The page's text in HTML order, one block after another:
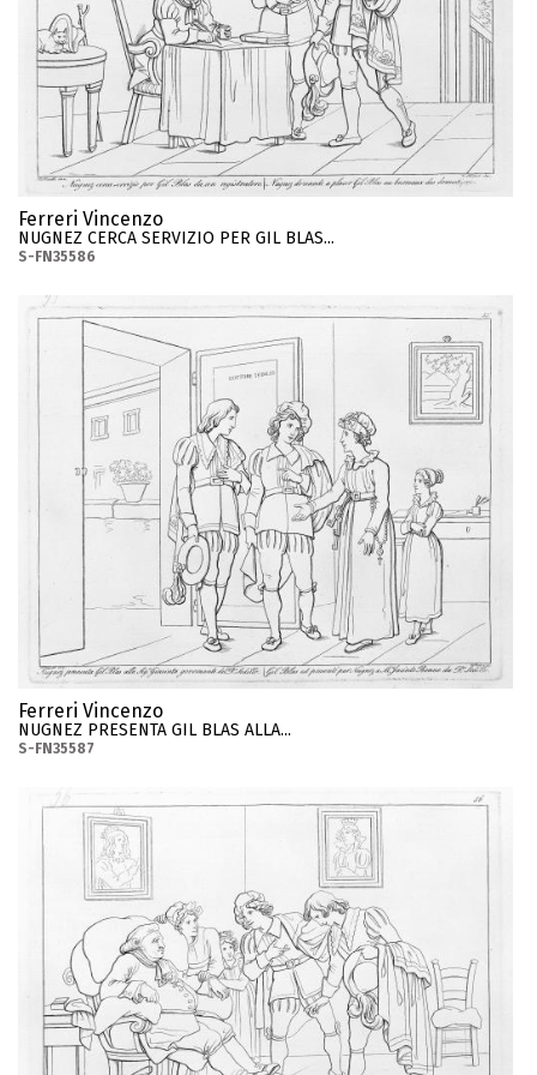
Ferreri Vincenzo
NUGNEZ CERCA SERVIZIO PER GIL BLAS...
S-FN35586
Ferreri Vincenzo
NUGNEZ PRESENTA GIL BLAS ALLA...
S-FN35587